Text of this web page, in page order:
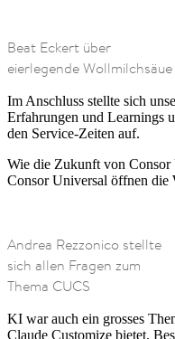
Beat Eckert über
eierlegende Wollmilchsäue
Im Anschluss stellte sich
Erfahrungen und Learnings
den Service-Zeiten auf.
Wie die Zukunft von Consor
Consor Universal öffnen die
Andrea Rezzonico stellte
sich allen Fragen zum
Thema CUCS
KI war auch ein grosses
Claude Customize bietet.